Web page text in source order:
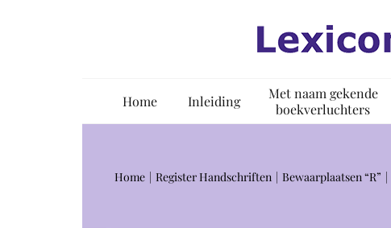
Home Inleiding
Met naam gekende
boekverluchters
Home Register Handschriften Bewaarplaatsen “R”